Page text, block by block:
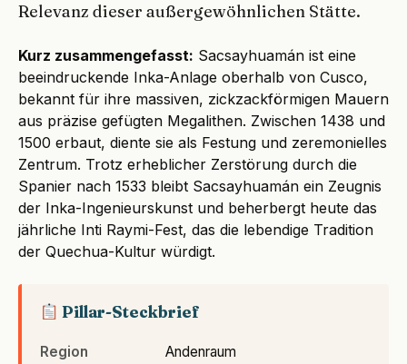
Relevanz dieser außergewöhnlichen Stätte.
Kurz zusammengefasst: Sacsayhuamán ist eine
beeindruckende Inka-Anlage oberhalb von Cusco,
bekannt für ihre massiven, zickzackförmigen Mauern
aus präzise gefügten Megalithen. Zwischen 1438 und
1500 erbaut, diente sie als Festung und zeremonielles
Zentrum. Trotz erheblicher Zerstörung durch die
Spanier nach 1533 bleibt Sacsayhuamán ein Zeugnis
der Inka-Ingenieurskunst und beherbergt heute das
jährliche Inti Raymi-Fest, das die lebendige Tradition
der Quechua-Kultur würdigt.
Pillar-Steckbrief
Region Andenraum